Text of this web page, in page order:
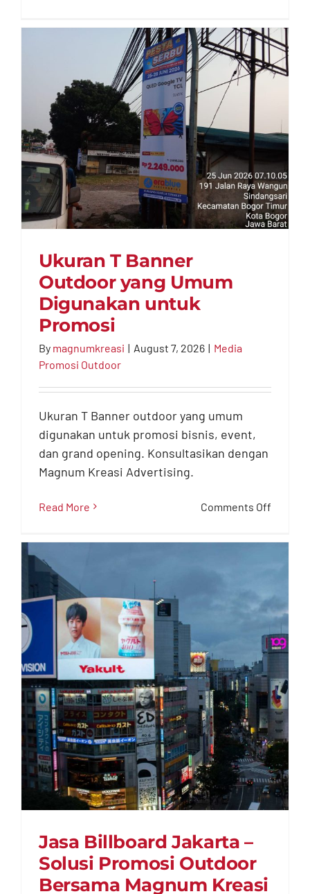
Umbul
untuk
Media
Ukuran T Banner
Outdoor yang Umum
Digunakan untuk
Promosi
Media Promosi Outdoor
Ukuran T Banner
Outdoor yang Umum
Digunakan untuk
Promosi
By magnumkreasi | August 7, 2026 | Media
Promosi Outdoor
Ukuran T Banner outdoor yang umum
digunakan untuk promosi bisnis, event,
dan grand opening. Konsultasikan dengan
Magnum Kreasi Advertising.
Read More Comments Off
T
Umum
untuk
Promosi
Jasa Billboard Jakarta –
Solusi Promosi Outdoor
Bersama Magnum Kreasi